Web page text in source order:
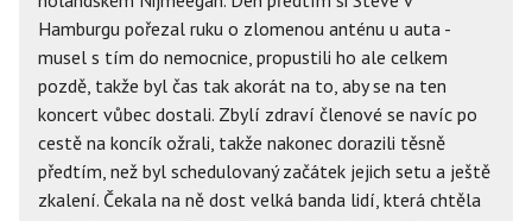
Hamburgu pořezal ruku o zlomenou anténu u auta -
musel s tím do nemocnice, propustili ho ale celkem
pozdě, takže byl čas tak akorát na to, aby se na ten
koncert vůbec dostali. Zbylí zdraví členové se navíc po
cestě na koncík ožrali, takže nakonec dorazili těsně
předtím, než byl schedulovaný začátek jejich setu a ještě
zkalení. Čekala na ně dost velká banda lidí, která chtěla